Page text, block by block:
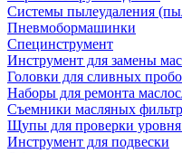
Системы пылеудаления
Пневмобормашинки
Специнструмент
Инструмент для замены
Головки для сливных
Наборы для ремонта
Съемники масляных
Щупы для проверки уровня
Инструмент для подвески